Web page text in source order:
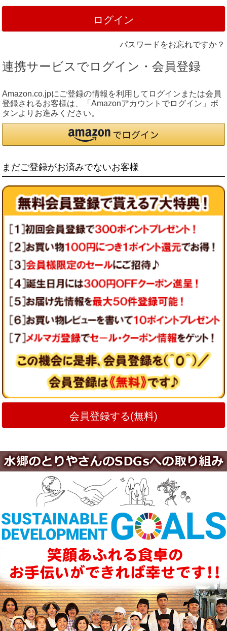
ログイン
パスワードをお忘れですか？
連携サービスでログイン・会員登録
Amazon.co.jpにご登録の情報を利用してログインまたは会員
登録されるお客様は、「Amazonアカウントでログイン」ボ
タンよりお進みください。
まだご登録がお済みでないお客様
会員登録する(無料)